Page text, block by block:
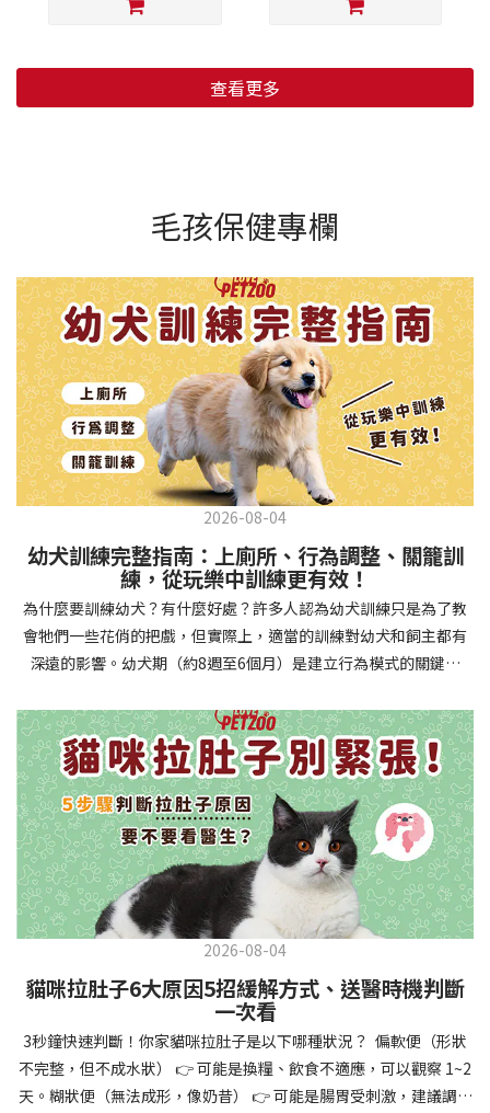
查看更多
毛孩保健專欄
2026-08-04
幼犬訓練完整指南：上廁所、行為調整、關籠訓
練，從玩樂中訓練更有效！
為什麼要訓練幼犬？有什麼好處？許多人認為幼犬訓練只是為了教
會牠們一些花俏的把戲，但實際上，適當的訓練對幼犬和飼主都有
深遠的影響。幼犬期（約8週至6個月）是建立行為模式的關鍵時
的行為問題，並建立人犬間的健康關係。 建立安全健康的生活環境
透過基礎訓練，幼犬能學會家居規則，避免危險行為和破壞家具。
像是「不」和「放下」等指令可以阻止幼犬咬電線或誤食有害物
質，有效降低居家意外風險。規律的如廁訓練則能養成良好衛生習
慣，讓家中環境保持乾淨舒適。增強溝通與信任關係訓練過程就像
建立一種共同語言，幫助你和幼犬更好地理解彼此。當幼犬學會回
應你的指令，不只增加了互動機會，也建立了主人作為領導者的地
位。正向獎勵式訓練更能培養幼犬對你的信任感，強化情感連結，
創造更和諧的相處模式。培養社交技能與適應能力及早接觸各種環
境和刺激，能幫助幼犬成長為自信穩定的成犬。適當的社會化訓練
讓牠們學會如何與其他狗狗、動物和人類和平相處，減少恐懼或攻
擊行為。這種適應能力使幼犬未來能從容面對獸醫檢查、美容
salon、寄宿或旅行等各種情境，大大提升生活品質。 訓練幼犬不只
是教會指令，更是塑造性格和習慣的過程！ 透過耐心且一致的訓
練，你不僅能擁有一隻聽話的好狗狗，更能建立起相互尊重的終身
2026-08-04
貓咪拉肚子6大原因5招緩解方式、送醫時機判斷
一次看
3秒鐘快速判斷！你家貓咪拉肚子是以下哪種狀況？ 偏軟便（形狀
不完整，但不成水狀） 👉 可能是換糧、飲食不適應，可以觀察 1~2
天。糊狀便（無法成形，像奶昔） 👉 可能是腸胃受刺激，建議調整